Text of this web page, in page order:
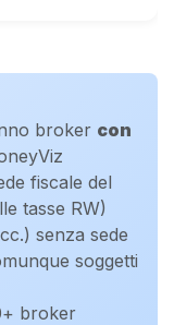
broker con
fiscale del
tasse RW)
senza sede
soggetti
broker